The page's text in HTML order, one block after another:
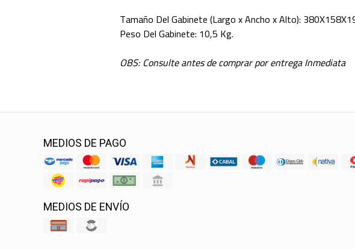
Tamaño Del Gabinete (Largo x Ancho x Alto):
Peso Del Gabinete: 10,5 Kg.
OBS: Consulte antes de comprar por entrega Inmediata
MEDIOS DE PAGO
MEDIOS DE ENVÍO